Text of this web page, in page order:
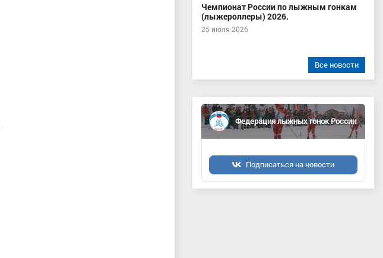
Чемпионат России по лыжным гонкам
(лыжероллеры) 2026.
25 июля 2026
Все новости
Федерация лыжных гонок России
Подписаться на новости